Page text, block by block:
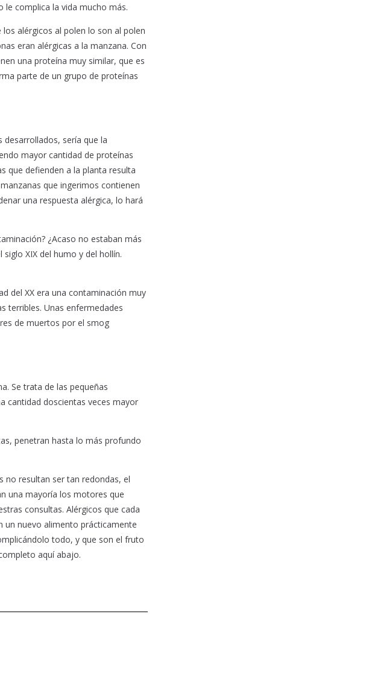
le complica la vida mucho más.
alérgicos al polen lo son al polen
eran alérgicas a la manzana. Con
una proteína muy similar, que es
parte de un grupo de proteínas
sería que la
mayor cantidad de proteínas
que defienden a la planta resulta
que ingerimos contienen
una respuesta alérgica, lo hará
¿Acaso no estaban más
XIX del humo y del hollín.
del XX era una contaminación muy
terribles. Unas enfermedades
de muertos por el smog
Se trata de las pequeñas
cantidad doscientas veces mayor
penetran hasta lo más profundo
no resultan ser tan redondas, el
una mayoría los motores que
consultas. Alérgicos que cada
un nuevo alimento prácticamente
todo, y que son el fruto
aquí abajo.